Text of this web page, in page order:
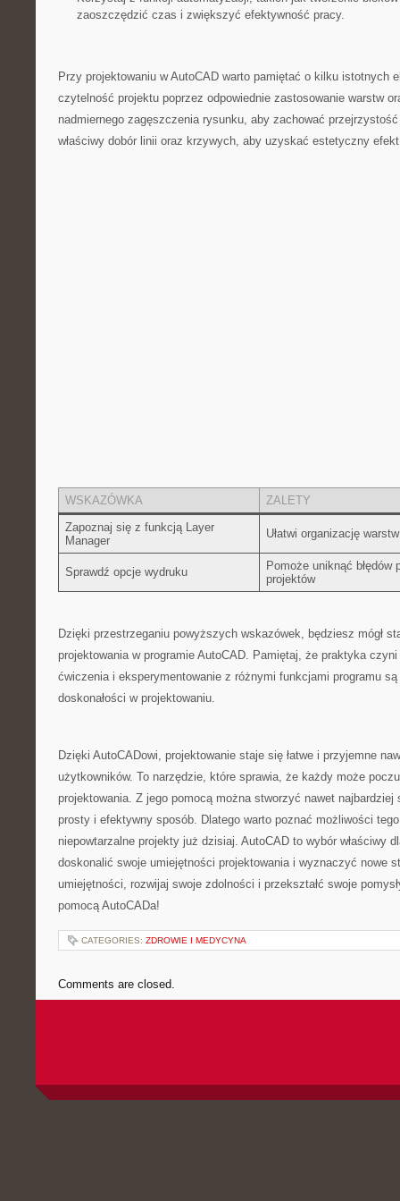
zaoszczędzić czas i zwiększyć efektywność pracy.
Przy projektowaniu w AutoCAD⁣ warto pamiętać o kilku⁢ istotnych
czytelność projektu poprzez odpowiednie ​zastosowanie warstw
nadmiernego zagęszczenia rysunku, aby zachować
właściwy dobór⁢ linii oraz krzywych, aby uzyskać estetyczny
WSKAZÓWKA
ZALETY
Zapoznaj ​się z‍ funkcją Layer⁤
Manager
Ułatwi organizację
Sprawdź opcje wydruku
Pomoże ‌uniknąć błędów
projektów
Dzięki przestrzeganiu ​powyższych wskazówek, będziesz mógł
projektowania w programie AutoCAD. Pamiętaj, że praktyka​
ćwiczenia i eksperymentowanie z różnymi funkcjami programu
doskonałości w projektowaniu.
Dzięki AutoCADowi, projektowanie ⁣staje się łatwe i przyjemne
użytkowników. To narzędzie, ‍które‍ sprawia, że każdy⁣ może
projektowania. Z ‍jego ‌pomocą‍ można stworzyć nawet najbardziej
prosty i ​efektywny sposób. Dlatego warto poznać możliwości
niepowtarzalne projekty już dzisiaj. AutoCAD to wybór właściwy
doskonalić⁣ swoje ⁢umiejętności projektowania i wyznaczyć nowe
umiejętności, ‍rozwijaj swoje zdolności i przekształć swoje
pomocą AutoCADa!
CATEGORIES: ZDROWIE I MEDYCYNA
Comments are closed.